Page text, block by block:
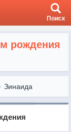
Поиск
рождения
Зинаида